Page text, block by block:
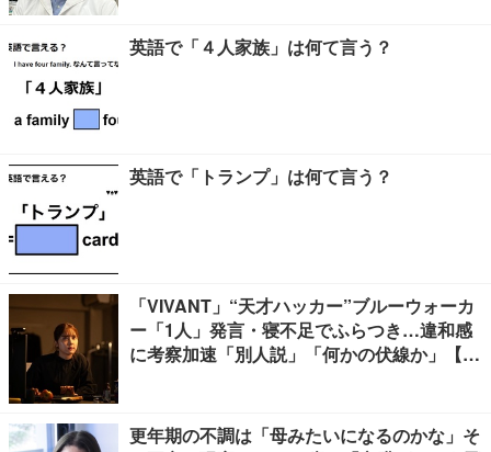
英語で「４人家族」は何て言う？
英語で「トランプ」は何て言う？
「VIVANT」“天才ハッカー”ブルーウォーカ
ー「1人」発言・寝不足でふらつき…違和感
に考察加速「別人説」「何かの伏線か」【ネ
更年期の不調は「母みたいになるのかな」そ